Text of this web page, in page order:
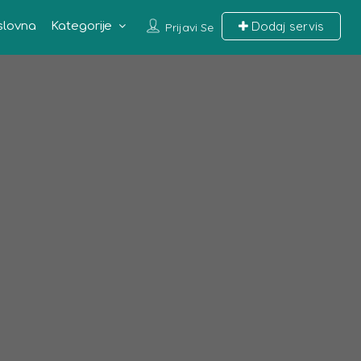
Prijavi Se Dodaj servis
Kategorije